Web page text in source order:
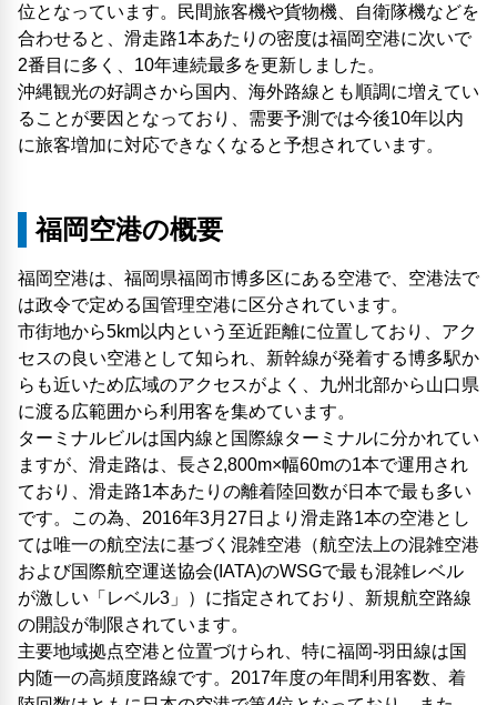
位となっています。民間旅客機や貨物機、自衛隊機などを
合わせると、滑走路1本あたりの密度は福岡空港に次いで
2番目に多く、10年連続最多を更新しました。
沖縄観光の好調さから国内、海外路線とも順調に増えてい
ることが要因となっており、需要予測では今後10年以内
に旅客増加に対応できなくなると予想されています。
福岡空港の概要
福岡空港は、福岡県福岡市博多区にある空港で、空港法で
は政令で定める国管理空港に区分されています。
市街地から5km以内という至近距離に位置しており、アク
セスの良い空港として知られ、新幹線が発着する博多駅か
らも近いため広域のアクセスがよく、九州北部から山口県
に渡る広範囲から利用客を集めています。
ターミナルビルは国内線と国際線ターミナルに分かれてい
ますが、滑走路は、長さ2,800m×幅60mの1本で運用され
ており、滑走路1本あたりの離着陸回数が日本で最も多い
です。この為、2016年3月27日より滑走路1本の空港とし
ては唯一の航空法に基づく混雑空港（航空法上の混雑空港
および国際航空運送協会(IATA)のWSGで最も混雑レベル
が激しい「レベル3」）に指定されており、新規航空路線
の開設が制限されています。
主要地域拠点空港と位置づけられ、特に福岡-羽田線は国
内随一の高頻度路線です。2017年度の年間利用客数、着